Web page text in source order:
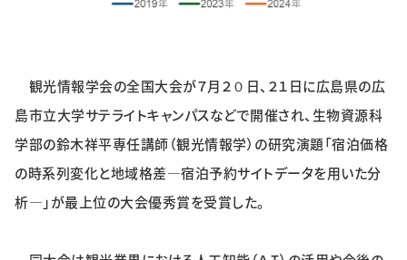
観光情報学会の全国大会が７月２０日、２１日に広島県の広
島市立大学サテライトキャンパスなどで開催され、生物資源科
学部の鈴木祥平専任講師（観光情報学）の研究演題「宿泊価格
の時系列変化と地域格差―宿泊予約サイトデータを用いた分
析―」が最上位の大会優秀賞を受賞した。